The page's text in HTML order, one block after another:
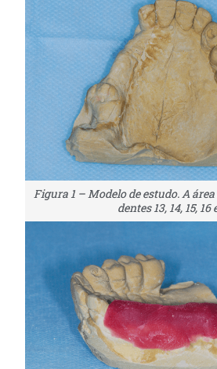
Figura 1 – Modelo de estudo. A
dentes 13, 14, 15, 16